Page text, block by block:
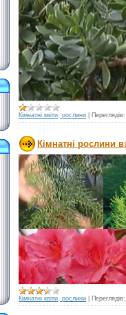
Кімнатні квіти, рослини Переглядів:
Кімнатні рослини
Кімнатні квіти, рослини Переглядів: